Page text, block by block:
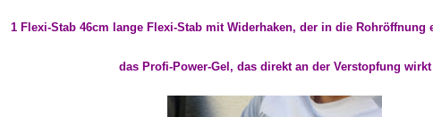
1 Flexi-Stab 46cm lange Flexi-Stab mit Widerhaken, der in die Rohröffnung
das Profi-Power-Gel, das direkt an der Verstopfung wirkt